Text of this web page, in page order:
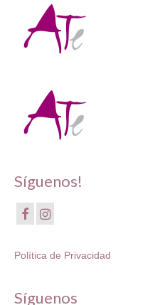
Síguenos!
Política de Privacidad
Síguenos